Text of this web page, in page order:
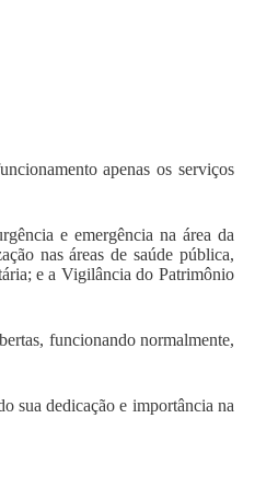
apenas os serviços
e emergência na área da
nas áreas de saúde pública,
e a Vigilância do Patrimônio
funcionando normalmente,
sua dedicação e importância na